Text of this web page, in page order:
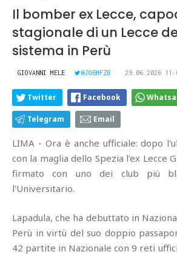
Il bomber ex Lecce,
stagionale di un Lecce
sistema in Perù
GIOVANNI MELE @JOEMFZB 29.06.2026
Twitter Facebook
Telegram Email
LIMA - Ora è anche ufficiale: dopo
con la maglia dello Spezia l'ex Lecce
firmato con uno dei club più
l'Universitario.
Lapadula, che ha debuttato in
Perù in virtù del suo doppio
42 partite in Nazionale con 9 reti